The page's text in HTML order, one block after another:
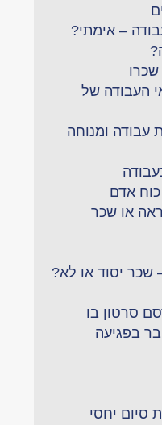
– אימתי?
העבודה של
עבודה ומנוחה
כוח אדם
או שכר
שכר יסוד או לא?
סרטון בו
בפגיעה
סיום יחסי